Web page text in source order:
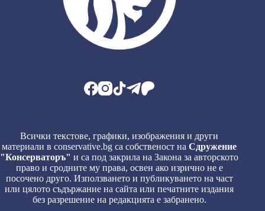
Всички текстове, графики, изображения и други
материали в conservative.bg са собственост наСдружение
"Консерваторъ" и са под закрила на Закона за авторското
право и сродните му права, освен ако изрично не е
посочено друго. Използването и публикуването на част
или цялото съдържание на сайта или печатните издания
без разрешение на редакцията е забранено.